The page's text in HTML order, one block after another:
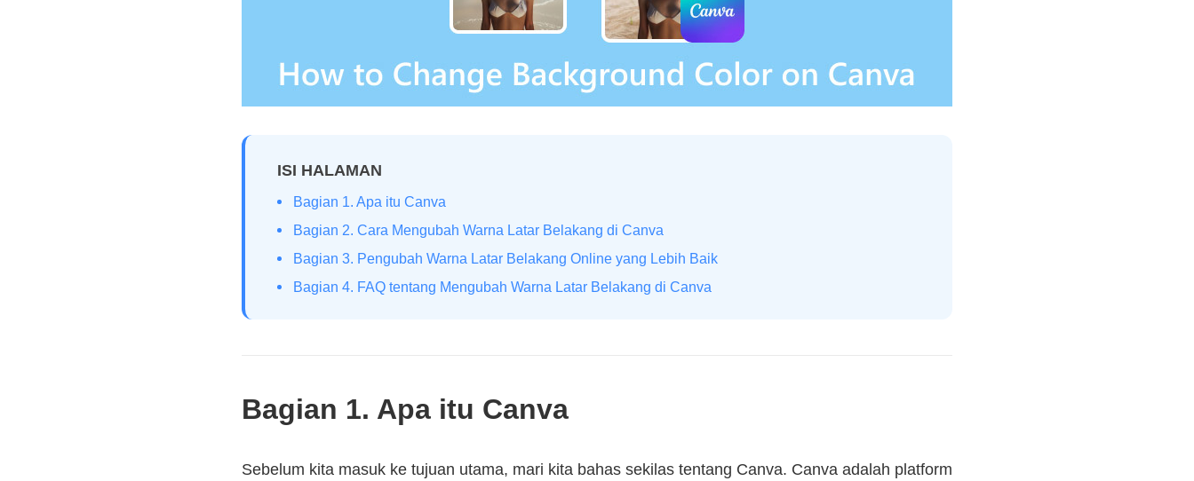
ISI HALAMAN
Bagian 1. Apa itu Canva
Bagian 2. Cara Mengubah Warna Latar Belakang di Canva
Bagian 3. Pengubah Warna Latar Belakang Online yang Lebih Baik
Bagian 4. FAQ tentang Mengubah Warna Latar Belakang di Canva
Bagian 1. Apa itu Canva
Sebelum kita masuk ke tujuan utama, mari kita bahas sekilas tentang Canva. Canva adalah platform